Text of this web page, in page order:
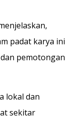
padat karya ini
pemotongan
lokal dan
sekitar